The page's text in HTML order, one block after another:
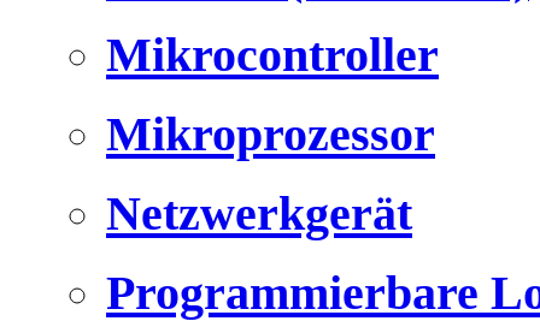
Mikrocontroller
Mikroprozessor
Netzwerkgerät
Programmierbare